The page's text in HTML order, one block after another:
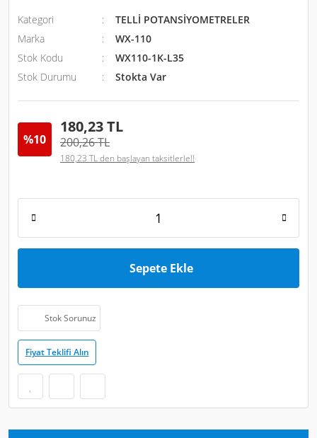
Kategori
TELLİ POTANSİYOMETRELER
Marka
WX-110
Stok Kodu
WX110-1K-L35
Stok Durumu
Stokta Var
%10
180,23 TL
200,26 TL
180,23 TL den başlayan taksitlerle!!
Sepete Ekle
Stok Sorunuz
Fiyat Teklifi Alın